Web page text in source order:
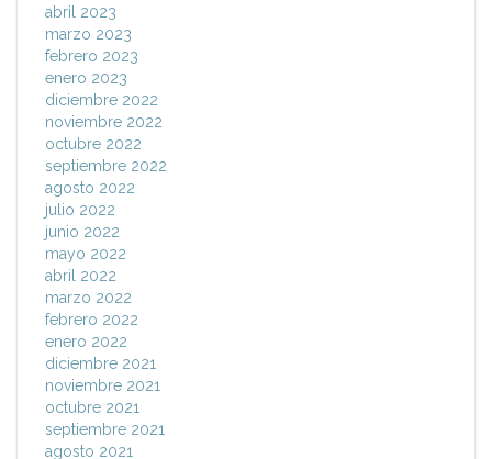
abril 2023
marzo 2023
febrero 2023
enero 2023
diciembre 2022
noviembre 2022
octubre 2022
septiembre 2022
agosto 2022
julio 2022
junio 2022
mayo 2022
abril 2022
marzo 2022
febrero 2022
enero 2022
diciembre 2021
noviembre 2021
octubre 2021
septiembre 2021
agosto 2021